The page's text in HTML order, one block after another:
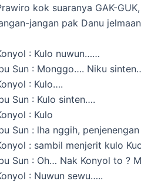
kok suaranya GAK-
jangan pak Danu
: Kulo nuwun……
Sun : Monggo…. Niku
: Kulo….
Sun : Kulo sinten….
: Kulo
Sun : lha nggih,
: sambil menjerit kulo
Sun : Oh… Nak Konyol to ?
: Nuwun sewu…..